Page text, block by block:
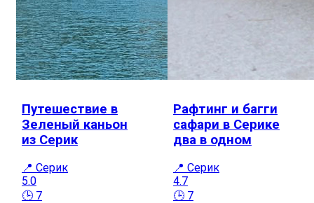
Путешествие в
Зеленый каньон
из Серик
📍 Серик
5.0
🕒 7
Рафтинг и багги
сафари в Серике
два в одном
📍 Серик
4.7
🕒 7